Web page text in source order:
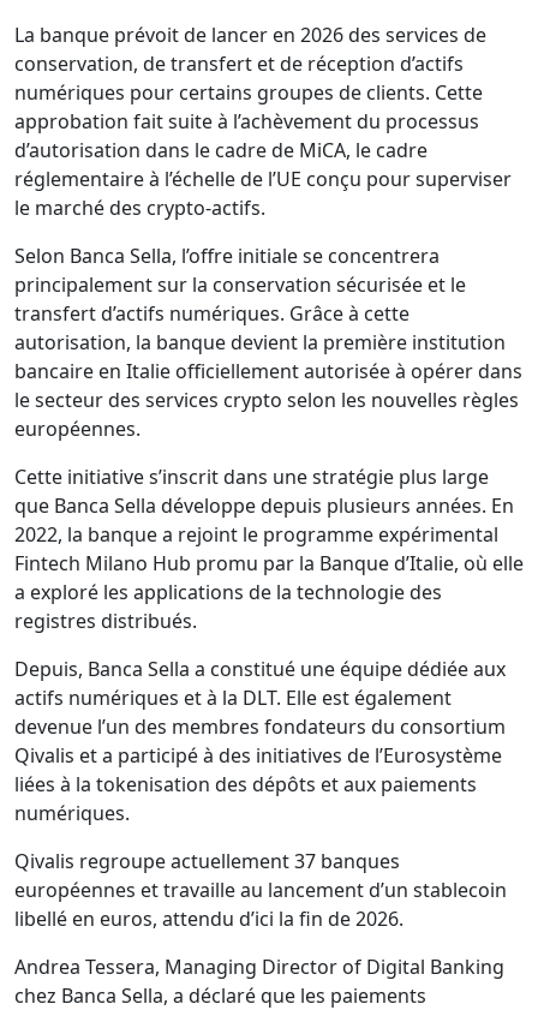
La banque prévoit de lancer en 2026 des services de
conservation, de transfert et de réception d’actifs
numériques pour certains groupes de clients. Cette
approbation fait suite à l’achèvement du processus
d’autorisation dans le cadre de MiCA, le cadre
réglementaire à l’échelle de l’UE conçu pour superviser
le marché des crypto-actifs.
Selon Banca Sella, l’offre initiale se concentrera
principalement sur la conservation sécurisée et le
transfert d’actifs numériques. Grâce à cette
autorisation, la banque devient la première institution
bancaire en Italie officiellement autorisée à opérer dans
le secteur des services crypto selon les nouvelles règles
européennes.
Cette initiative s’inscrit dans une stratégie plus large
que Banca Sella développe depuis plusieurs années. En
2022, la banque a rejoint le programme expérimental
Fintech Milano Hub promu par la Banque d’Italie, où elle
a exploré les applications de la technologie des
registres distribués.
Depuis, Banca Sella a constitué une équipe dédiée aux
actifs numériques et à la DLT. Elle est également
devenue l’un des membres fondateurs du consortium
Qivalis et a participé à des initiatives de l’Eurosystème
liées à la tokenisation des dépôts et aux paiements
numériques.
Qivalis regroupe actuellement 37 banques
européennes et travaille au lancement d’un stablecoin
libellé en euros, attendu d’ici la fin de 2026.
Andrea Tessera, Managing Director of Digital Banking
chez Banca Sella, a déclaré que les paiements